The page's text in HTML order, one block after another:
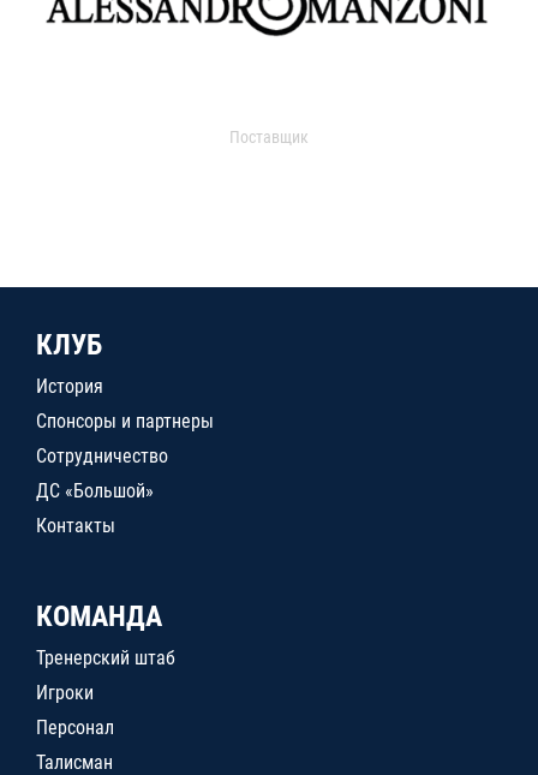
Поставщик
КЛУБ
История
Спонсоры и партнеры
Сотрудничество
ДС «Большой»
Контакты
КОМАНДА
Тренерский штаб
Игроки
Персонал
Талисман